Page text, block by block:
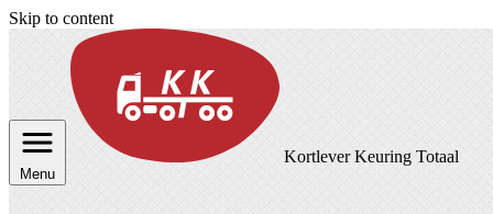
Skip to content
Menu
Kortlever Keuring Totaal